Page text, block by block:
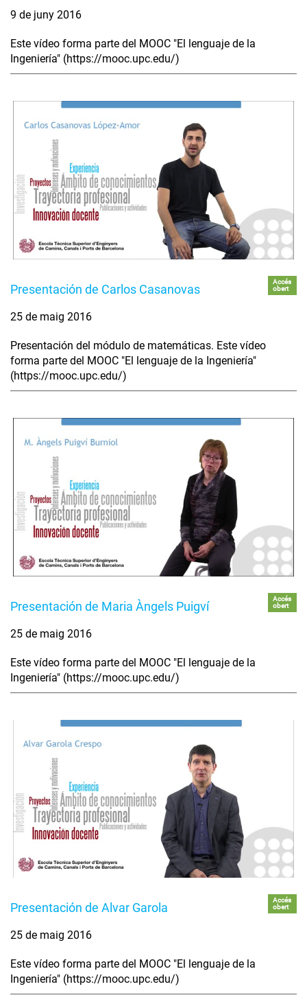
9 de juny 2016
Este vídeo forma parte del MOOC "El lenguaje de la
Ingeniería" (https://mooc.upc.edu/)
Presentación de Carlos Casanovas
Accés
obert
25 de maig 2016
Presentación del módulo de matemáticas. Este vídeo
forma parte del MOOC "El lenguaje de la Ingeniería"
(https://mooc.upc.edu/)
Presentación de Maria Àngels Puigví
Accés
obert
25 de maig 2016
Este vídeo forma parte del MOOC "El lenguaje de la
Ingeniería" (https://mooc.upc.edu/)
Presentación de Alvar Garola
Accés
obert
25 de maig 2016
Este vídeo forma parte del MOOC "El lenguaje de la
Ingeniería" (https://mooc.upc.edu/)